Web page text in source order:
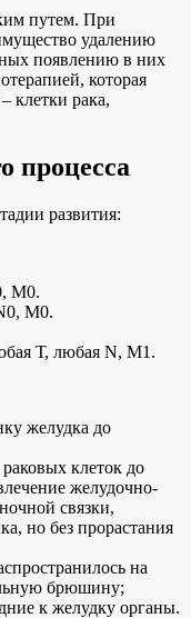
путем. При
удалению
появлению в них
которая
клетки рака,
процесса
развития:
М0.
М0.
Т, любая N, М1.
желудка до
клеток до
желудочно-
связки,
но без прорастания
на
брюшину;
к желудку органы.